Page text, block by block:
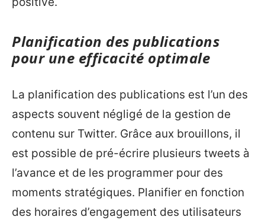
Planification des publications
pour une efficacité optimale
La planification des publications est l’un des
aspects souvent négligé de la gestion de
contenu sur Twitter. Grâce aux brouillons, il
est possible de pré-écrire plusieurs tweets à
l’avance et de les programmer pour des
moments stratégiques. Planifier en fonction
des horaires d’engagement des utilisateurs